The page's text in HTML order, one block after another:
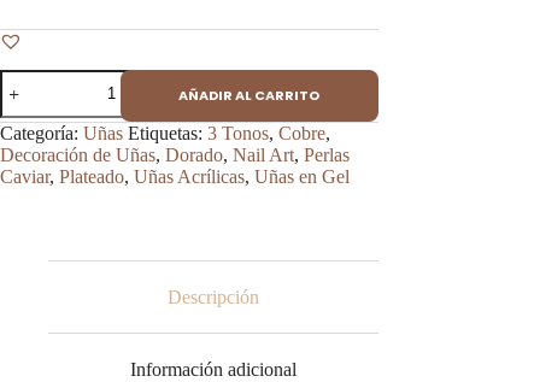
Perlas
Caviar
1
mm
3
Tonos
AÑADIR AL CARRITO
Categoría: Uñas Etiquetas: 3 Tonos, Cobre,
Decoración de Uñas, Dorado, Nail Art, Perlas
Caviar, Plateado, Uñas Acrílicas, Uñas en Gel
Descripción
Información adicional